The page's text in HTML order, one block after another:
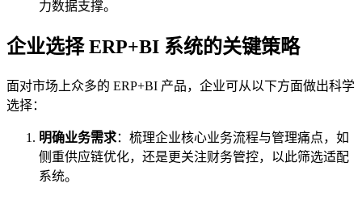
力数据支撑。
企业选择 ERP+BI 系统的关键策略
面对市场上众多的 ERP+BI 产品，企业可从以下方面做出科学
选择：
明确业务需求：梳理企业核心业务流程与管理痛点，如
侧重供应链优化，还是更关注财务管控，以此筛选适配
系统。